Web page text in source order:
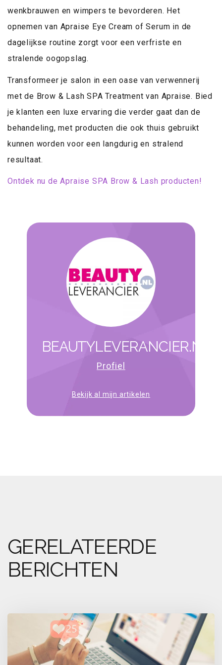
wenkbrauwen en wimpers te bevorderen. Het
opnemen van Apraise Eye Cream of Serum in de
dagelijkse routine zorgt voor een verfriste en
stralende oogopslag.
Transformeer je salon in een oase van verwennerij
met de Brow & Lash SPA Treatment van Apraise. Bied
je klanten een luxe ervaring die verder gaat dan de
behandeling, met producten die ook thuis gebruikt
kunnen worden voor een langdurig en stralend
resultaat.
Ontdek nu de Apraise SPA Brow & Lash producten!
BEAUTYLEVERANCIER.NL
Profiel
Bekijk al mijn artikelen
GERELATEERDE
BERICHTEN